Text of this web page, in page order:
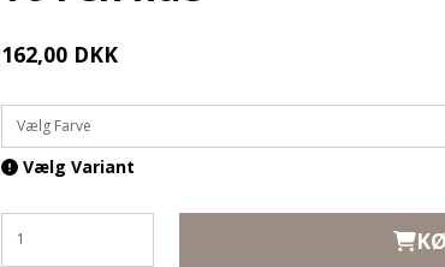
162,00 DKK
Vælg Farve
Vælg Variant